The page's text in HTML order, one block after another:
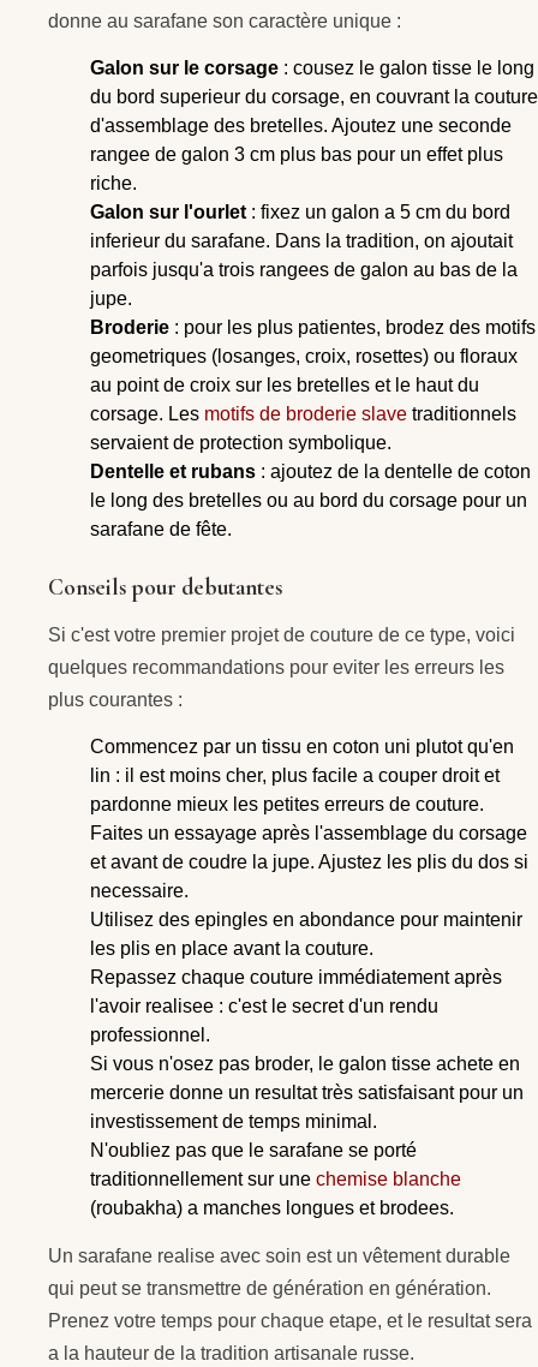
donne au sarafane son caractère unique :
Galon sur le corsage : cousez le galon tisse le long
du bord superieur du corsage, en couvrant la couture
d'assemblage des bretelles. Ajoutez une seconde
rangee de galon 3 cm plus bas pour un effet plus
riche.
Galon sur l'ourlet : fixez un galon a 5 cm du bord
inferieur du sarafane. Dans la tradition, on ajoutait
parfois jusqu'a trois rangees de galon au bas de la
jupe.
Broderie : pour les plus patientes, brodez des motifs
geometriques (losanges, croix, rosettes) ou floraux
au point de croix sur les bretelles et le haut du
corsage. Les motifs de broderie slave traditionnels
servaient de protection symbolique.
Dentelle et rubans : ajoutez de la dentelle de coton
le long des bretelles ou au bord du corsage pour un
sarafane de fête.
Conseils pour debutantes
Si c'est votre premier projet de couture de ce type, voici
quelques recommandations pour eviter les erreurs les
plus courantes :
Commencez par un tissu en coton uni plutot qu'en
lin : il est moins cher, plus facile a couper droit et
pardonne mieux les petites erreurs de couture.
Faites un essayage après l'assemblage du corsage
et avant de coudre la jupe. Ajustez les plis du dos si
necessaire.
Utilisez des epingles en abondance pour maintenir
les plis en place avant la couture.
Repassez chaque couture immédiatement après
l'avoir realisee : c'est le secret d'un rendu
professionnel.
Si vous n'osez pas broder, le galon tisse achete en
mercerie donne un resultat très satisfaisant pour un
investissement de temps minimal.
N'oubliez pas que le sarafane se porté
traditionnellement sur une chemise blanche
(roubakha) a manches longues et brodees.
Un sarafane realise avec soin est un vêtement durable
qui peut se transmettre de génération en génération.
Prenez votre temps pour chaque etape, et le resultat sera
a la hauteur de la tradition artisanale russe.